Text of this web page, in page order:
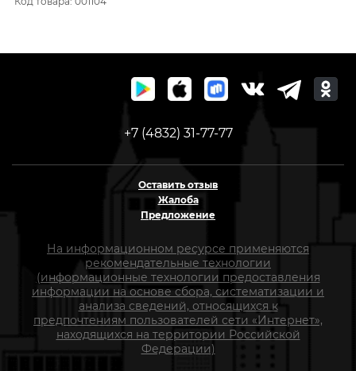
+7 (4832) 31-77-77
Оставить отзыв
Жалоба
Предложение
На информационном ресурсе применяются
рекомендательные технологии
(информационные технологии предоставления
информации на основе сбора, систематизации и
анализа сведений, относящихся к
предпочтениям пользователей сети «Интернет»,
находящихся на территории Российской
Федерации)